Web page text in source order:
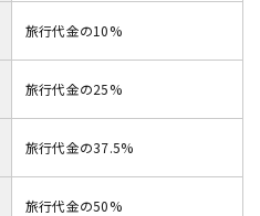
旅行代金の10%
旅行代金の25%
旅行代金の37.5%
旅行代金の50%